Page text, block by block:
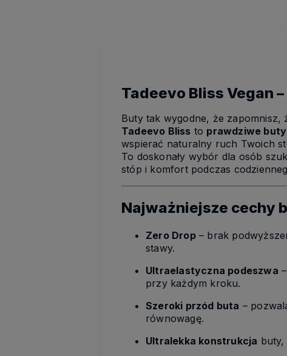
Tadeevo Bliss Vegan
Buty tak wygodne, że zapomnisz,
Tadeevo Bliss to prawdziwe
wspierać naturalny ruch Twoich
To doskonały wybór dla osób
stóp i komfort podczas
Najważniejsze cechy
Zero Drop– brak
stawy.
Ultraelastyczna podeszwa
przy każdym kroku.
Szeroki przód buta –
równowagę.
Ultralekka konstrukcja buty,